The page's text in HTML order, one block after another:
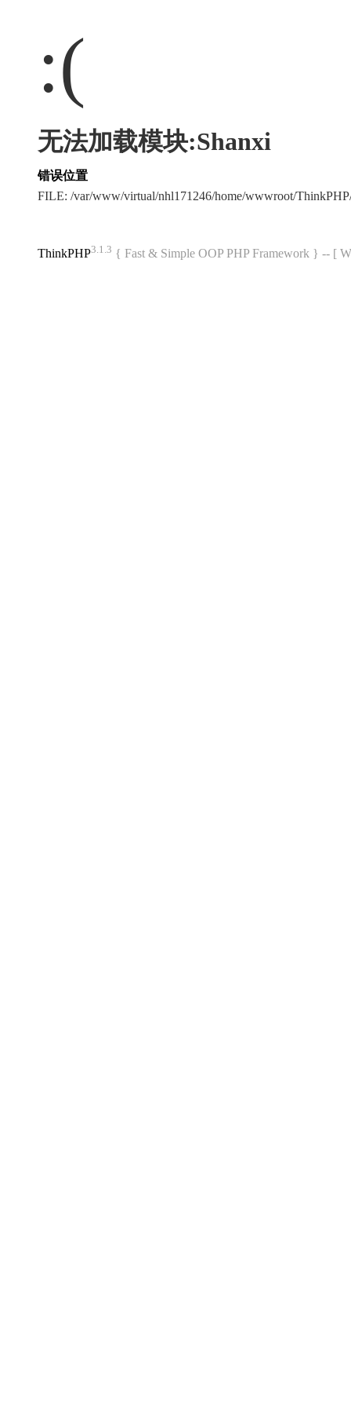
:(
无法加载模块:Shanxi
错误位置
FILE: /var/www/virtual/nhl171246/home/wwwroot/
ThinkPHP3.1.3 { Fast & Simple OOP PHP Framework } -- [